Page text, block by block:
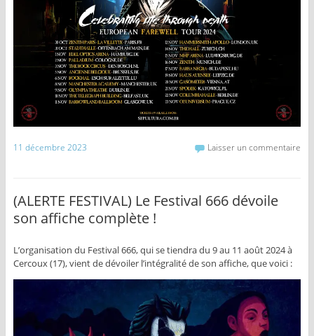
11 décembre 2023 Laisser un commentaire
(ALERTE FESTIVAL) Le Festival 666 dévoile
son affiche complète !
L’organisation du Festival 666, qui se tiendra du 9 au 11 août 2024 à
Cercoux (17), vient de dévoiler l’intégralité de son affiche, que voici :